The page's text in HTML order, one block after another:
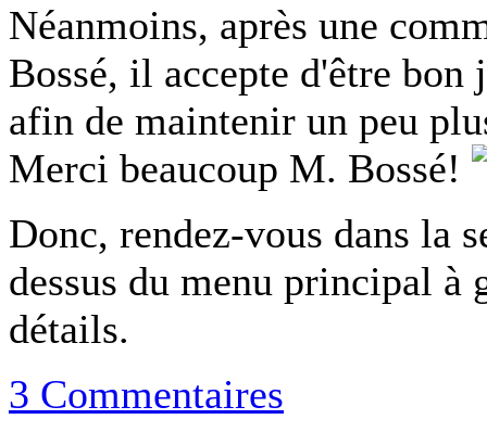
Néanmoins, après une
Bossé, il accepte d'être bon
afin de maintenir un peu
Merci beaucoup M. Bossé!
Donc, rendez-vous dans la
dessus du menu principal à
détails.
3 Commentaires